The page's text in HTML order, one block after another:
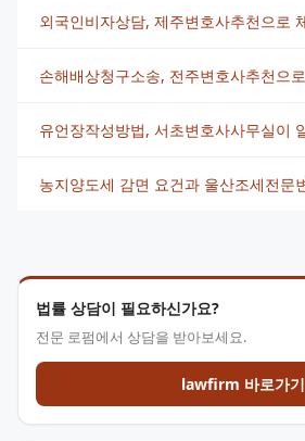
법률 상담이 필요하신가요?
전문 로펌에서 상담을 받아보세요.
lawfirm 바로가기